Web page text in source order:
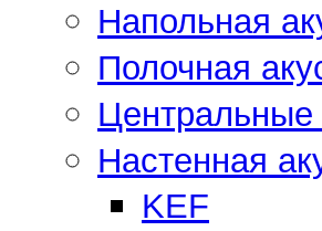
Напольная
Полочная
Настенная
KEF